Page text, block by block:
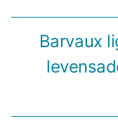
Barvaux